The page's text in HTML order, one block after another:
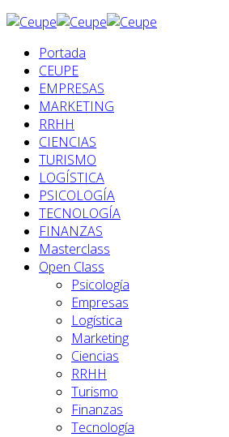
Portada
CEUPE
EMPRESAS
MARKETING
RRHH
CIENCIAS
TURISMO
LOGÍSTICA
PSICOLOGÍA
TECNOLOGÍA
FINANZAS
Masterclass
Open Class
Psicología
Empresas
Logística
Marketing
Ciencias
RRHH
Turismo
Finanzas
Tecnología